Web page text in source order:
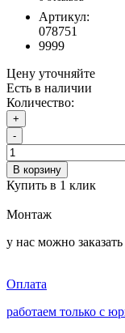
Артикул:
078751
9999
Цену уточняйте
Есть в наличии
Количество:
+
-
В корзину
Купить в 1 клик
Монтаж
у нас можно
Оплата
работаем только с